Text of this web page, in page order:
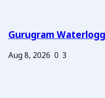
Gurugram
Aug 8, 2026 0 3